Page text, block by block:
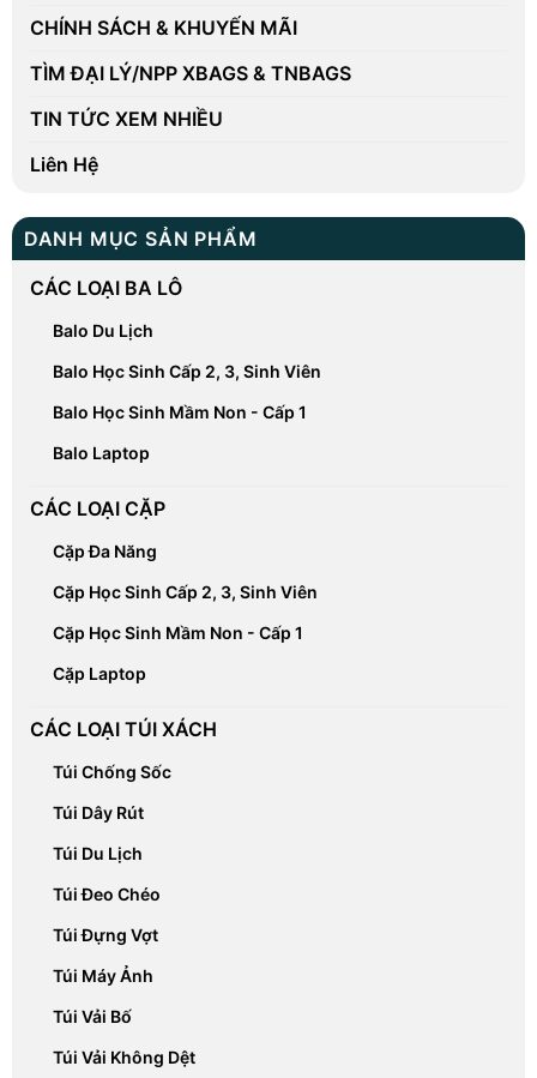
CHÍNH SÁCH & KHUYẾN MÃI
TÌM ĐẠI LÝ/NPP XBAGS & TNBAGS
TIN TỨC XEM NHIỀU
Liên Hệ
DANH MỤC SẢN PHẨM
CÁC LOẠI BA LÔ
Balo Du Lịch
Balo Học Sinh Cấp 2, 3, Sinh Viên
Balo Học Sinh Mầm Non - Cấp 1
Balo Laptop
CÁC LOẠI CẶP
Cặp Đa Năng
Cặp Học Sinh Cấp 2, 3, Sinh Viên
Cặp Học Sinh Mầm Non - Cấp 1
Cặp Laptop
CÁC LOẠI TÚI XÁCH
Túi Chống Sốc
Túi Dây Rút
Túi Du Lịch
Túi Đeo Chéo
Túi Đựng Vợt
Túi Máy Ảnh
Túi Vải Bố
Túi Vải Không Dệt